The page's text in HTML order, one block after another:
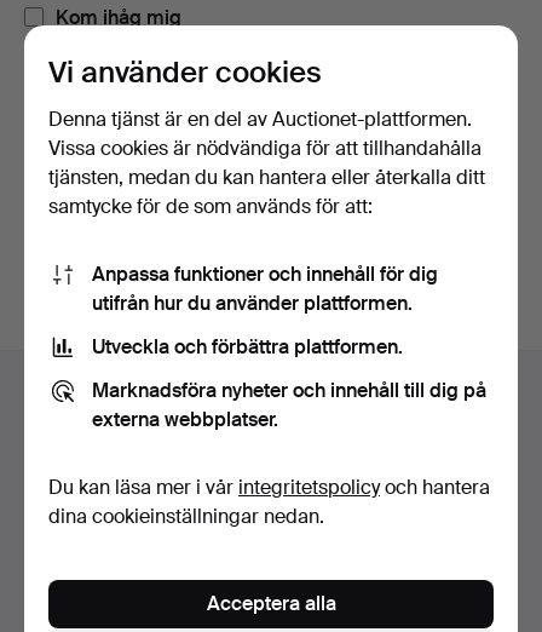
Kom ihåg mig
Logga in
eller logga in via Facebook här
Sidfotsnavigation
Hjälp och kontakt
Kontakta support
Betalningsalternativ
Vi skickar med
Auctionet
Vi använder cookies
Denna tjänst är en del av Auctionet-plattformen.
Vissa cookies är nödvändiga för att tillhandahålla
tjänsten, medan du kan hantera eller återkalla ditt
samtycke för de som används för att:
Anpassa funktioner och innehåll för dig
utifrån hur du använder plattformen.
Utveckla och förbättra plattformen.
Marknadsföra nyheter och innehåll till dig på
externa webbplatser.
Du kan läsa mer i vår integritetspolicyoch hantera
dina cookieinställningar nedan.
Acceptera alla